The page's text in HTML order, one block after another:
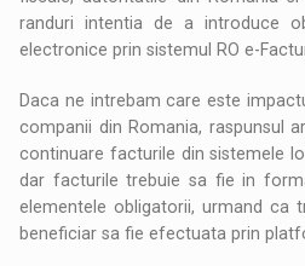
randuri intentia de a introduce
electronice prin sistemul RO e-
Daca ne intrebam care este
companii din Romania, raspunsul
continuare facturile din sistemele
dar facturile trebuie sa fie in
elementele obligatorii, urmand ca
beneficiar sa fie efectuata prin